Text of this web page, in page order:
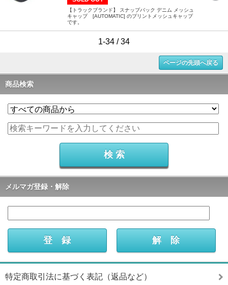
【トラックブランド】 スナップバック デニム メッシュ
キャップ [AUTOMATIC] のプリントメッシュキャップ
です。
1-34 / 34
ページの先頭へ戻る
商品検索
メルマガ登録・解除
特定商取引法に基づく表記（返品など）